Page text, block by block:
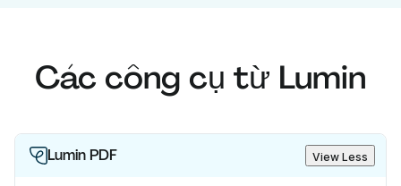
Các công cụ từ Lumin
Lumin PDF View Less